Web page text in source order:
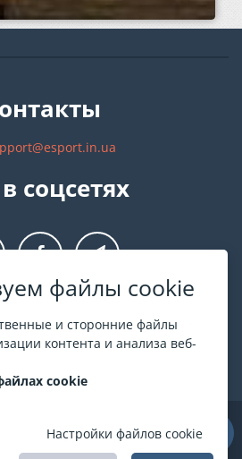
файлы cookie
и сторонние файлы
контента и анализа веб-
cookie
Настройки файлов cookie
соцсетях
афиша Киева и других
продаются официально. Мы
с кассами.